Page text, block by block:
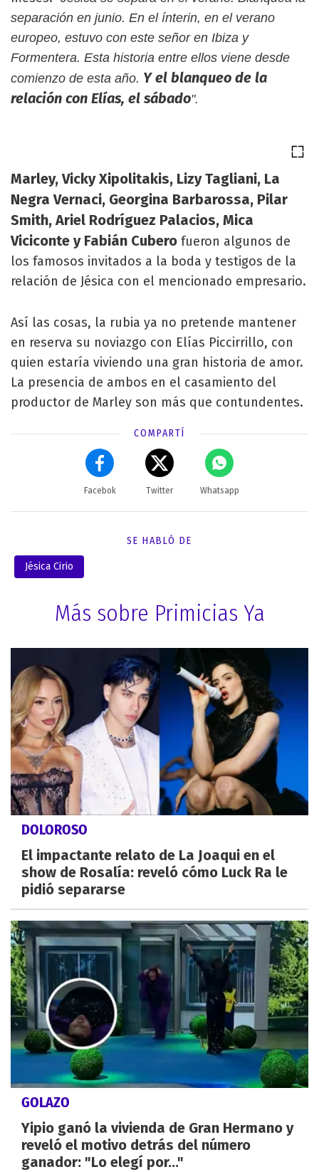
separación en junio. En el ínterin, en el verano
europeo, estuvo con este señor en Ibiza y
Formentera. Esta historia entre ellos viene desde
comienzo de esta año. Y el blanqueo de la
relación con Elías, el sábado".
Marley, Vicky Xipolitakis, Lizy Tagliani, La
Negra Vernaci, Georgina Barbarossa, Pilar
Smith, Ariel Rodríguez Palacios, Mica
Viciconte y Fabián Cubero fueron algunos de
los famosos invitados a la boda y testigos de la
relación de Jésica con el mencionado empresario.
Así las cosas, la rubia ya no pretende mantener
en reserva su noviazgo con Elías Piccirrillo, con
quien estaría viviendo una gran historia de amor.
La presencia de ambos en el casamiento del
productor de Marley son más que contundentes.
COMPARTÍ
Facebok Twitter Whatsapp
SE HABLÓ DE
Jésica Cirio
Más sobre Primicias Ya
DOLOROSO
El impactante relato de La Joaqui en el
show de Rosalía: reveló cómo Luck Ra le
pidió separarse
GOLAZO
Yipio ganó la vivienda de Gran Hermano y
reveló el motivo detrás del número
ganador: "Lo elegí por..."